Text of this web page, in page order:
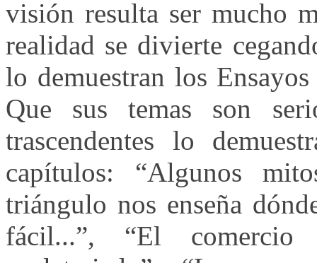
visión resulta ser mucho
realidad se divierte
lo demuestran los
Que sus temas son
trascendentes lo
capítulos: “Algunos
triángulo nos enseña
fácil...”, “El